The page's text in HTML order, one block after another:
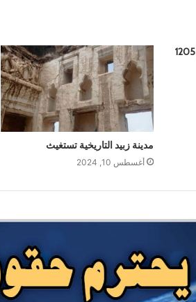
أضرار تفوق التصور تلحق بيمناء الحديدة جراء
العدوان السعودي
بين ضغوط واشنطن ورسائل صنعاء… الرياض
في اختبار الانصياع للحق اليمني أو تكلفة
التصعيد
الموانئ السعودية
تصدر تقريرا حقوقياً بعنوان “دماء بلا عدالة”
الصحة : ارتفاع وفيات الكوليرا إلى 1205
مدينة زبيد التاريخية تستغيث
أغسطس 10, 2024